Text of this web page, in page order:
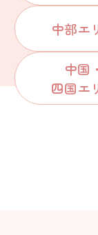
中部エ
中国・
四国エ